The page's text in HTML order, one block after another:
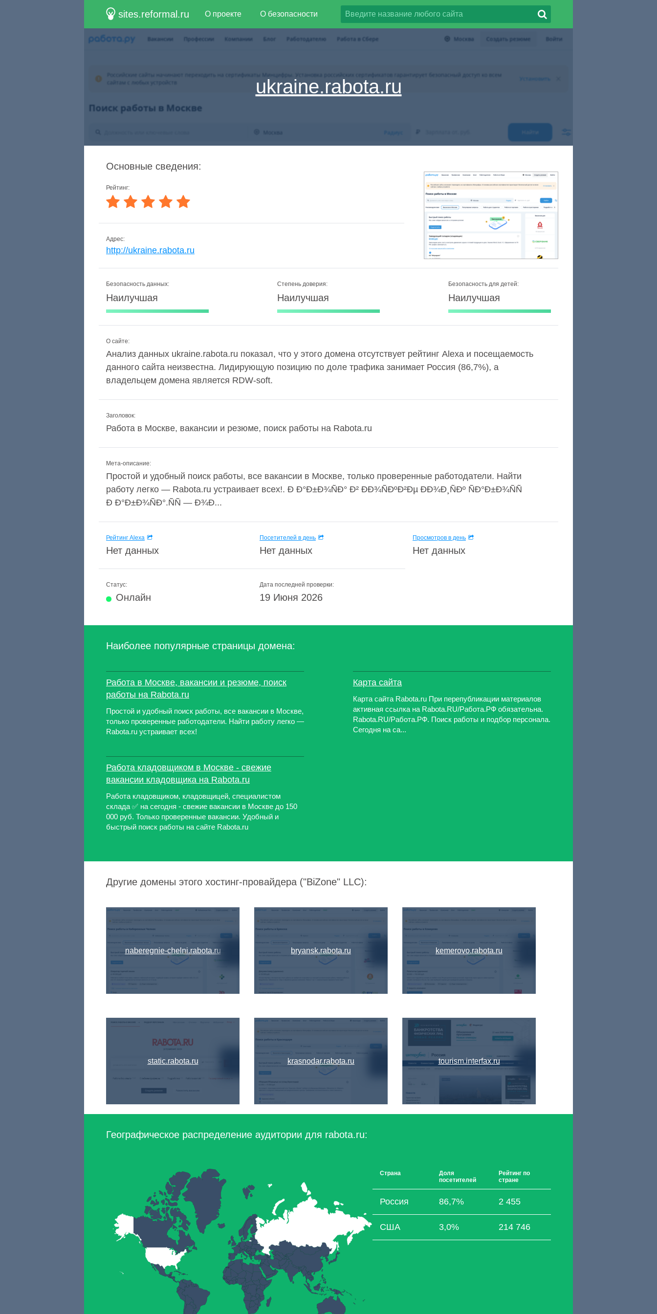
sites.reformal.ru О проекте О безопасности
ukraine.rabota.ru
Основные сведения:
Рейтинг:
Адрес:
http://ukraine.rabota.ru
Безопасность данных:
Наилучшая
Степень доверия:
Наилучшая
Безопасность для детей:
Наилучшая
О сайте:
Анализ данных ukraine.rabota.ru показал, что у этого домена отсутствует рейтинг Alexa и посещаемость
данного сайта неизвестна. Лидирующую позицию по доле трафика занимает Россия (86,7%), а
владельцем домена является RDW-soft.
Заголовок:
Работа в Москве, вакансии и резюме, поиск работы на Rabota.ru
Мета-описание:
Простой и удобный поиск работы, все вакансии в Москве, только проверенные работодатели. Найти
работу легко — Rabota.ru устраивает всех!. Ð Ð°Ð±Ð¾ÑÐ° Ð² ÐÐ¾ÑÐºÐ²Ðµ ÐÐ¾Ð¸ÑÐº ÑÐ°Ð±Ð¾ÑÑ
Ð Ð°Ð±Ð¾ÑÐ°.ÑÑ — Ð¾Ð...
Рейтинг Alexa
Нет данных
Посетителей в день
Нет данных
Просмотров в день
Нет данных
Статус:
Онлайн
Дата последней проверки:
19 Июня 2026
Наиболее популярные страницы домена:
Работа в Москве, вакансии и резюме, поиск
работы на Rabota.ru
Простой и удобный поиск работы, все вакансии в Москве,
только проверенные работодатели. Найти работу легко —
Rabota.ru устраивает всех!
Работа кладовщиком в Москве - свежие
вакансии кладовщика на Rabota.ru
Работа кладовщиком, кладовщицей, специалистом
склада ✅ на сегодня - свежие вакансии в Москве до 150
000 руб. Только проверенные вакансии. Удобный и
быстрый поиск работы на сайте Rabota.ru
Карта сайта
Карта сайта Rabota.ru При перепубликации материалов
активная ссылка на Rabota.RU/Работа.РФ обязательна.
Rabota.RU/Работа.РФ. Поиск работы и подбор персонала.
Сегодня на са...
Другие домены этого хостинг-провайдера ("BiZone" LLC):
naberegnie-chelni.rabota.ru
static.rabota.ru
bryansk.rabota.ru
krasnodar.rabota.ru
kemerovo.rabota.ru
tourism.interfax.ru
Географическое распределение аудитории для rabota.ru:
Страна
Доля
посетителей
Рейтинг по
стране
Россия 86,7% 2 455
США 3,0% 214 746